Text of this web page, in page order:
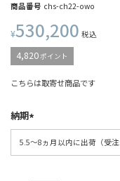
商品番号 chs-ch22-owo
¥530,200 税込
4,820ポイント
こちらは取寄せ商品です
納期